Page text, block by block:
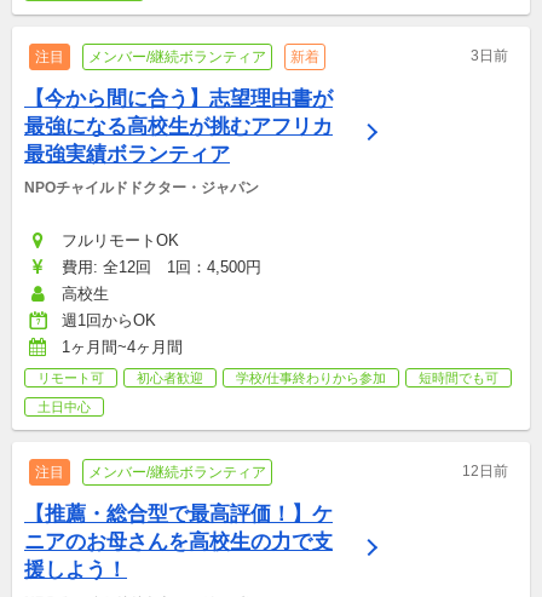
注目 メンバー/継続ボランティア 新着 3日前
【今から間に合う】志望理由書が
最強になる高校生が挑むアフリカ
最強実績ボランティア
NPOチャイルドドクター・ジャパン
フルリモートOK
費用: 全12回　1回：4,500円
高校生
週1回からOK
1ヶ月間~4ヶ月間
リモート可 初心者歓迎 学校/仕事終わりから参加
短時間でも可
土日中心
注目 メンバー/継続ボランティア 12日前
【推薦・総合型で最高評価！】ケ
ニアのお母さんを高校生の力で支
援しよう！